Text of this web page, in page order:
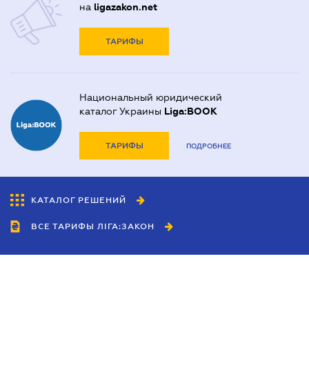
на ligazakon.net
ТАРИФЫ
Национальный юридический
каталог Украины Liga:BOOK
ТАРИФЫ ПОДРОБНЕЕ
КАТАЛОГ РЕШЕНИЙ
ВСЕ ТАРИФЫ ЛІГА:ЗАКОН